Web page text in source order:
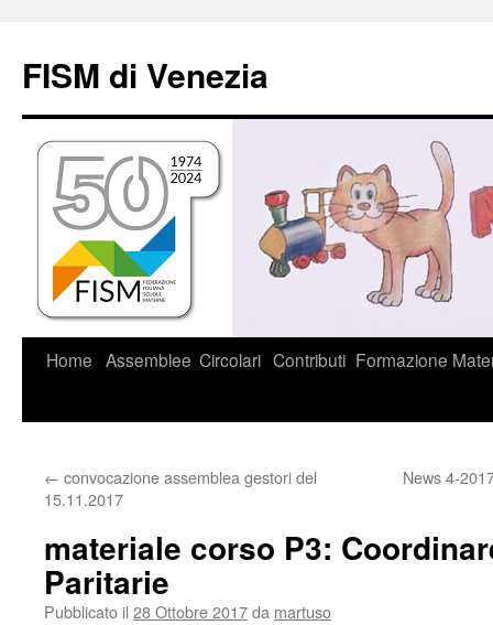
contenuto
FISM di Venezia
Home Assemblee Circolari Contributi Formazione
← convocazione assemblea gestori del
15.11.2017
News 4-
materiale corso P3:
Paritarie
Pubblicato il 28 Ottobre 2017da martuso